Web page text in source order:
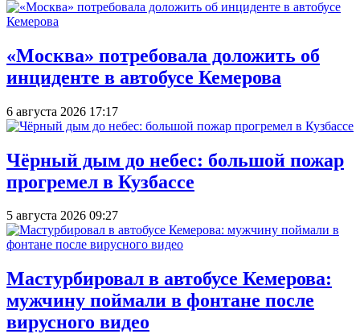
«Москва» потребовала доложить об
инциденте в автобусе Кемерова
6 августа 2026 17:17
Чёрный дым до небес: большой пожар
прогремел в Кузбассе
5 августа 2026 09:27
Мастурбировал в автобусе Кемерова:
мужчину поймали в фонтане после
вирусного видео